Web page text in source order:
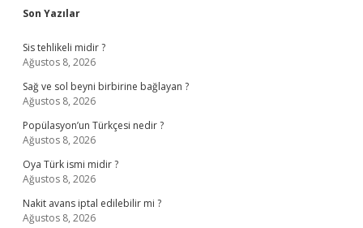
Sidebar
Son Yazılar
Sis tehlikeli midir ?
Ağustos 8, 2026
Sağ ve sol beyni birbirine bağlayan ?
Ağustos 8, 2026
Popülasyon’un Türkçesi nedir ?
Ağustos 8, 2026
Oya Türk ismi midir ?
Ağustos 8, 2026
Nakit avans iptal edilebilir mi ?
Ağustos 8, 2026